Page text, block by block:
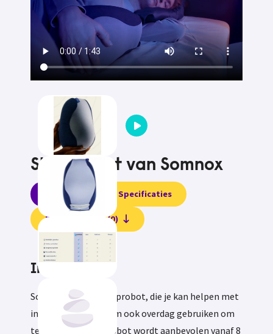
Slaaprobot van Somnox
Informatie Specificaties
Beoordelingen (0)
Informatie
Somnox 2 is een slaaprobot, die je kan helpen met
inslapen. Je kunt hem ook overdag gebruiken om
te ontspannen. De obot wordt aanbevolen vanaf 8